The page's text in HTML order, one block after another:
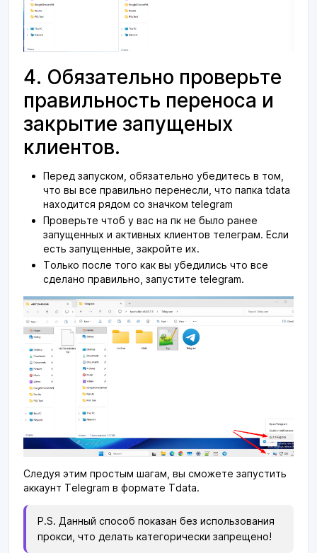
4. Обязательно проверьте
правильность переноса и
закрытие запущеных
клиентов.
Перед запуском, обязательно убедитесь в том,
что вы все правильно перенесли, что папка tdata
находится рядом со значком telegram
Проверьте чтоб у вас на пк не было ранее
запущенных и активных клиентов телеграм. Если
есть запущенные, закройте их.
Только после того как вы убедились что все
сделано правильно, запустите telegram.
Следуя этим простым шагам, вы сможете запустить
аккаунт Telegram в формате Tdata.
P.S. Данный способ показан без использования
прокси, что делать категорически запрещено!